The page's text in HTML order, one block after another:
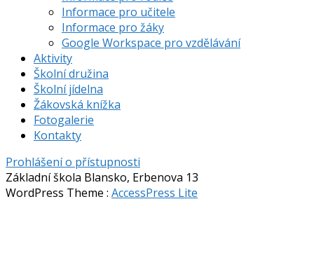
Informace pro učitele
Informace pro žáky
Google Workspace pro vzdělávání
Aktivity
Školní družina
Školní jídelna
Žákovská knížka
Fotogalerie
Kontakty
Prohlášení o přístupnosti
Základní škola Blansko, Erbenova 13
WordPress Theme : AccessPress Lite